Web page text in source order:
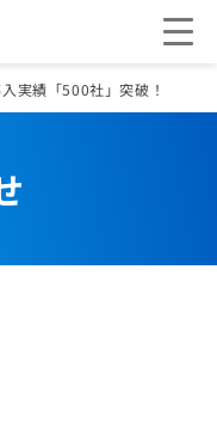
実績「500社」突破！